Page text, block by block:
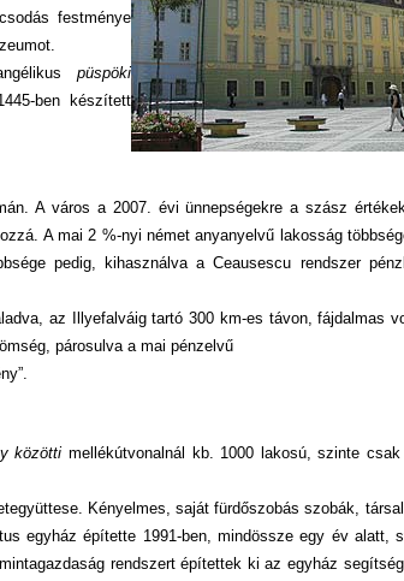
festménye
püspöki
ben készített
A város a 2007. évi ünnepségekre a szász
A mai 2 %-nyi német anyanyelvű lakosság
pedig, kihasználva a Ceausescu rendszer
az Illyefalváig tartó 300 km-es távon, fájdalmas
párosulva a mai pénzelvű
közötti mellékútvonalnál kb. 1000 lakosú, szinte
Kényelmes, saját fürdőszobás szobák,
egyház építette 1991-ben, mindössze egy év alatt,
rendszert építettek ki az egyház